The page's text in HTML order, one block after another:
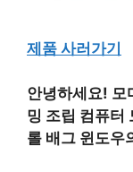
제품 사러가기
안녕하세요! 모
밍 조립 컴퓨터
롤 배그 윈도우